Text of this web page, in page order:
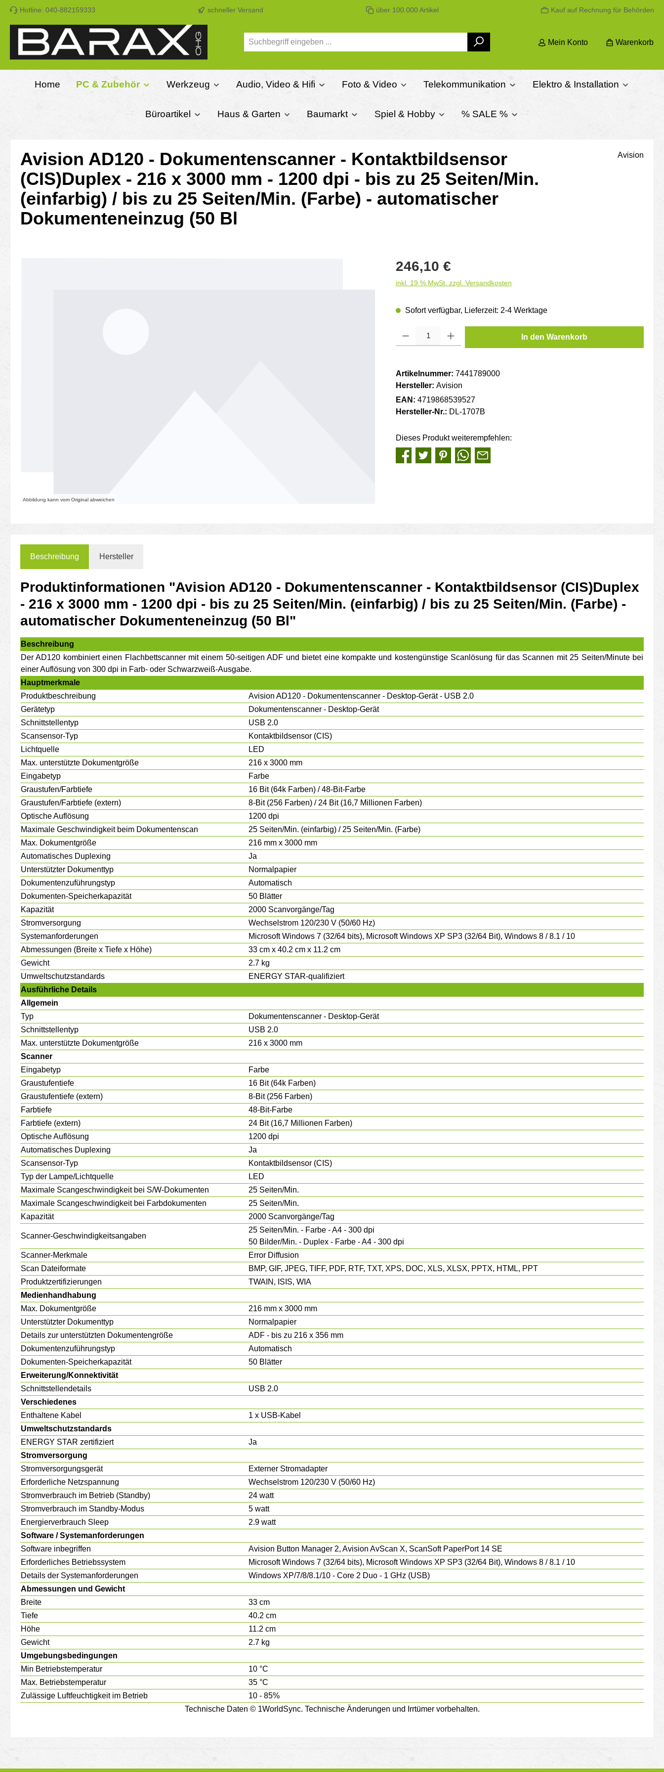
Hauptinhalt springen
Zur Suche springen
Zur Hauptnavigation springen
Hotline: 040-882159333 schneller Versand über 100.000 Artikel Kauf auf Rechnung für Behörden
Mein Konto Warenkorb
Home PC & Zubehör Werkzeug Audio, Video & Hifi Foto & Video Telekommunikation Elektro & Installation
Büroartikel Haus & Garten Baumarkt Spiel & Hobby % SALE %
Avision AD120 - Dokumentenscanner - Kontaktbildsensor
(CIS)Duplex - 216 x 3000 mm - 1200 dpi - bis zu 25 Seiten/Min.
(einfarbig) / bis zu 25 Seiten/Min. (Farbe) - automatischer
Dokumenteneinzug (50 Bl
Avision
Abbildung kann vom Original abweichen
Regulärer Preis:
246,10 €
inkl. 19 % MwSt. zzgl. Versandkosten
Sofort verfügbar, Lieferzeit: 2-4 Werktage
Produkt Anzahl: Gib den gewünschten Wert ein oder benutze die Schaltflächen um
In den Warenkorb
Artikelnummer: 7441789000
Hersteller: Avision
EAN: 4719868539527
Hersteller-Nr.: DL-1707B
Dieses Produkt weiterempfehlen:
Beschreibung Hersteller
Produktinformationen "Avision AD120 - Dokumentenscanner - Kontaktbildsensor (CIS)Duplex
- 216 x 3000 mm - 1200 dpi - bis zu 25 Seiten/Min. (einfarbig) / bis zu 25 Seiten/Min. (Farbe) -
automatischer Dokumenteneinzug (50 Bl"
Beschreibung
Der AD120 kombiniert einen Flachbettscanner mit einem 50-seitigen ADF und bietet eine kompakte und kostengünstige Scanlösung für das Scannen mit 25 Seiten/Minute bei
einer Auflösung von 300 dpi in Farb- oder Schwarzweiß-Ausgabe.
Hauptmerkmale
Produktbeschreibung
Avision AD120 - Dokumentenscanner - Desktop-Gerät - USB 2.0
Gerätetyp
Dokumentenscanner - Desktop-Gerät
Schnittstellentyp
USB 2.0
Scansensor-Typ
Kontaktbildsensor (CIS)
Lichtquelle
LED
Max. unterstützte Dokumentgröße
216 x 3000 mm
Eingabetyp
Farbe
Graustufen/Farbtiefe
16 Bit (64k Farben) / 48-Bit-Farbe
Graustufen/Farbtiefe (extern)
8-Bit (256 Farben) / 24 Bit (16,7 Millionen Farben)
Optische Auflösung
1200 dpi
Maximale Geschwindigkeit beim Dokumentenscan
25 Seiten/Min. (einfarbig) / 25 Seiten/Min. (Farbe)
Max. Dokumentgröße
216 mm x 3000 mm
Automatisches Duplexing
Ja
Unterstützter Dokumenttyp
Normalpapier
Dokumentenzuführungstyp
Automatisch
Dokumenten-Speicherkapazität
50 Blätter
Kapazität
2000 Scanvorgänge/Tag
Stromversorgung
Wechselstrom 120/230 V (50/60 Hz)
Systemanforderungen
Microsoft Windows 7 (32/64 bits), Microsoft Windows XP SP3 (32/64 Bit), Windows 8 / 8.1 / 10
Abmessungen (Breite x Tiefe x Höhe)
33 cm x 40.2 cm x 11.2 cm
Gewicht
2.7 kg
Umweltschutzstandards
ENERGY STAR-qualifiziert
Ausführliche Details
Allgemein
Typ
Dokumentenscanner - Desktop-Gerät
Schnittstellentyp
USB 2.0
Max. unterstützte Dokumentgröße
216 x 3000 mm
Scanner
Eingabetyp
Farbe
Graustufentiefe
16 Bit (64k Farben)
Graustufentiefe (extern)
8-Bit (256 Farben)
Farbtiefe
48-Bit-Farbe
Farbtiefe (extern)
24 Bit (16,7 Millionen Farben)
Optische Auflösung
1200 dpi
Automatisches Duplexing
Ja
Scansensor-Typ
Kontaktbildsensor (CIS)
Typ der Lampe/Lichtquelle
LED
Maximale Scangeschwindigkeit bei S/W-Dokumenten
25 Seiten/Min.
Maximale Scangeschwindigkeit bei Farbdokumenten
25 Seiten/Min.
Kapazität
2000 Scanvorgänge/Tag
Scanner-Geschwindigkeitsangaben
25 Seiten/Min. - Farbe - A4 - 300 dpi
50 Bilder/Min. - Duplex - Farbe - A4 - 300 dpi
Scanner-Merkmale
Error Diffusion
Scan Dateiformate
BMP, GIF, JPEG, TIFF, PDF, RTF, TXT, XPS, DOC, XLS, XLSX, PPTX, HTML, PPT
Produktzertifizierungen
TWAIN, ISIS, WIA
Medienhandhabung
Max. Dokumentgröße
216 mm x 3000 mm
Unterstützter Dokumenttyp
Normalpapier
Details zur unterstützten Dokumentengröße
ADF - bis zu 216 x 356 mm
Dokumentenzuführungstyp
Automatisch
Dokumenten-Speicherkapazität
50 Blätter
Erweiterung/Konnektivität
Schnittstellendetails
USB 2.0
Verschiedenes
Enthaltene Kabel
1 x USB-Kabel
Umweltschutzstandards
ENERGY STAR zertifiziert
Ja
Stromversorgung
Stromversorgungsgerät
Externer Stromadapter
Erforderliche Netzspannung
Wechselstrom 120/230 V (50/60 Hz)
Stromverbrauch im Betrieb (Standby)
24 watt
Stromverbrauch im Standby-Modus
5 watt
Energierverbrauch Sleep
2.9 watt
Software / Systemanforderungen
Software inbegriffen
Avision Button Manager 2, Avision AvScan X, ScanSoft PaperPort 14 SE
Erforderliches Betriebssystem
Microsoft Windows 7 (32/64 bits), Microsoft Windows XP SP3 (32/64 Bit), Windows 8 / 8.1 / 10
Details der Systemanforderungen
Windows XP/7/8/8.1/10 - Core 2 Duo - 1 GHz (USB)
Abmessungen und Gewicht
Breite
33 cm
Tiefe
40.2 cm
Höhe
11.2 cm
Gewicht
2.7 kg
Umgebungsbedingungen
Min Betriebstemperatur
10 °C
Max. Betriebstemperatur
35 °C
Zulässige Luftfeuchtigkeit im Betrieb
10 - 85%
Technische Daten © 1WorldSync. Technische Änderungen und Irrtümer vorbehalten.